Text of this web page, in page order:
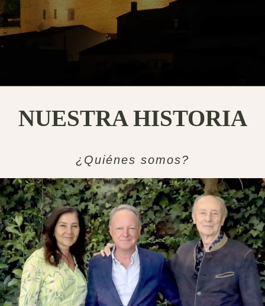
NUESTRA HISTORIA
¿Quiénes somos?